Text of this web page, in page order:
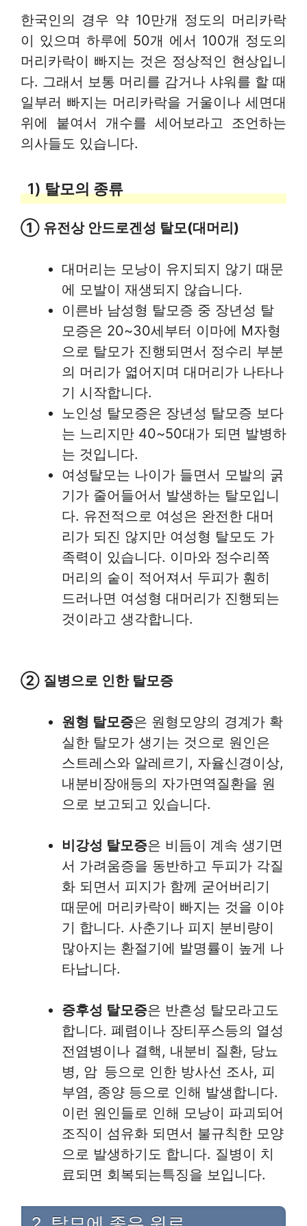
한국인의 경우 약 10만개 정도의 머리카락
이 있으며 하루에 50개 에서 100개 정도의
머리카락이 빠지는 것은 정상적인 현상입니
다. 그래서 보통 머리를 감거나 샤워를 할 때
일부러 빠지는 머리카락을 거울이나 세면대
위에 붙여서 개수를 세어보라고 조언하는
의사들도 있습니다.
1) 탈모의 종류
① 유전상 안드로겐성 탈모(대머리)
대머리는 모낭이 유지되지 않기 때문
에 모발이 재생되지 않습니다.
이른바 남성형 탈모증 중 장년성 탈
모증은 20~30세부터 이마에 M자형
으로 탈모가 진행되면서 정수리 부분
의 머리가 엷어지며 대머리가 나타나
기 시작합니다.
노인성 탈모증은 장년성 탈모증 보다
는 느리지만 40~50대가 되면 발병하
는 것입니다.
여성탈모는 나이가 들면서 모발의 굵
기가 줄어들어서 발생하는 탈모입니
다. 유전적으로 여성은 완전한 대머
리가 되진 않지만 여성형 탈모도 가
족력이 있습니다. 이마와 정수리쪽
머리의 숱이 적어져서 두피가 훤히
드러나면 여성형 대머리가 진행되는
것이라고 생각합니다.
② 질병으로 인한 탈모증
원형 탈모증은 원형모양의 경계가 확
실한 탈모가 생기는 것으로 원인은
스트레스와 알레르기, 자율신경이상,
내분비장애등의 자가면역질환을 원
으로 보고되고 있습니다.
비강성 탈모증은 비듬이 계속 생기면
서 가려움증을 동반하고 두피가 각질
화 되면서 피지가 함께 굳어버리기
때문에 머리카락이 빠지는 것을 이야
기 합니다. 사춘기나 피지 분비량이
많아지는 환절기에 발명률이 높게 나
타납니다.
증후성 탈모증은 반흔성 탈모라고도
합니다. 폐렴이나 장티푸스등의 열성
전염병이나 결핵, 내분비 질환, 당뇨
병, 암 등으로 인한 방사선 조사, 피
부염, 종양 등으로 인해 발생합니다.
이런 원인들로 인해 모낭이 파괴되어
조직이 섬유화 되면서 불규칙한 모양
으로 발생하기도 합니다. 질병이 치
료되면 회복되는특징을 보입니다.